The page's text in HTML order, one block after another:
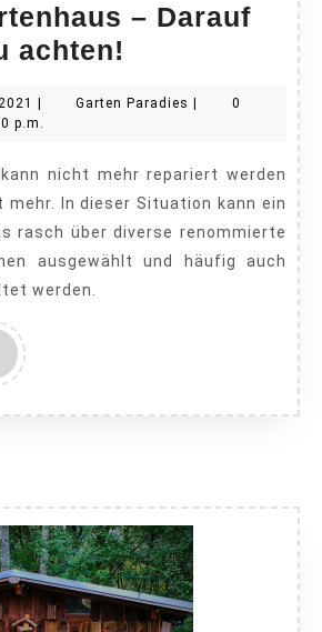
– Darauf
achten!
–
solltest
du
achten!
September
14,
| Garten Paradies Garten
|
0
p.m.
In dieser Situation kann ein
rasch über diverse renommierte
ausgewählt und häufig auch
werden.